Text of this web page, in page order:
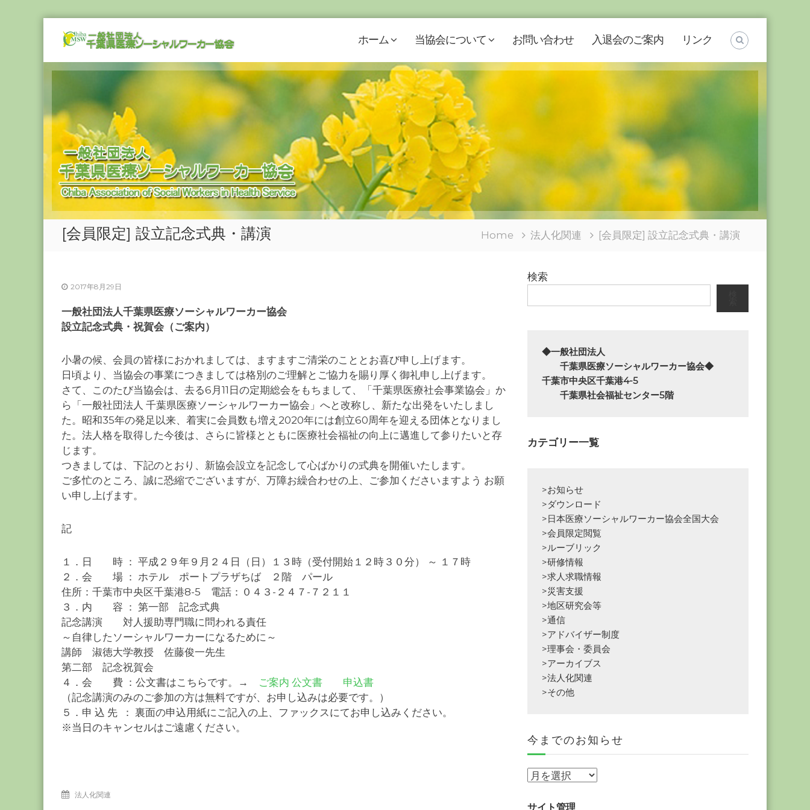
一
般
社
人
千
葉
県
医
療
ソ
シ
ャ
カ
ー
協
会
つ
な
ぐ
つ
く
る
千
葉
の
力
ホーム 当協会について お問い合わせ 入退会のご案内 リンク
[会員限定] 設立記念式典・講演 Home 法人化関連 [会員限定] 設立記念式典・講演
2017年8月29日
一般社団法人千葉県医療ソーシャルワーカー協会
設立記念式典・祝賀会（ご案内）
小暑の候、会員の皆様におかれましては、ますますご清栄のこととお喜び申し上げます。
日頃より、当協会の事業につきましては格別のご理解とご協力を賜り厚く御礼申し上げます。
さて、このたび当協会は、去る6月11日の定期総会をもちまして、「千葉県医療社会事業協会」か
ら「一般社団法人 千葉県医療ソーシャルワーカー協会」へと改称し、新たな出発をいたしまし
た。昭和35年の発足以来、着実に会員数も増え2020年には創立60周年を迎える団体となりまし
た。法人格を取得した今後は、さらに皆様とともに医療社会福祉の向上に邁進して参りたいと存
じます。
つきましては、下記のとおり、新協会設立を記念して心ばかりの式典を開催いたします。
ご多忙のところ、誠に恐縮でございますが、万障お繰合わせの上、ご参加くださいますよう お願
い申し上げます。
記
１．日 時 ： 平成２９年９月２４日（日）１３時（受付開始１２時３０分） ～ １７時
２．会 場 ： ホテル ポートプラザちば ２階 パール
住所：千葉市中央区千葉港8-5 電話：０４３-２４７-７２１１
３．内 容 ： 第一部 記念式典
記念講演 対人援助専門職に問われる責任
～自律したソーシャルワーカーになるために～
講師 淑徳大学教授 佐藤俊一先生
第二部 記念祝賀会
４．会 費 ：公文書はこちらです。→ ご案内 公文書
申込書
（記念講演のみのご参加の方は無料ですが、お申し込みは必要です。）
５．申 込 先 ： 裏面の申込用紙にご記入の上、ファックスにてお申し込みください。
※当日のキャンセルはご遠慮ください。
法人化関連
検索
◆一般社団法人
千葉県医療ソーシャルワーカー協会◆
千葉市中央区千葉港4-5
千葉県社会福祉センター5階
カテゴリー一覧
>お知らせ
>ダウンロード
>日本医療ソーシャルワーカー協会全国大会
>会員限定閲覧
>ルーブリック
>研修情報
>求人求職情報
>災害支援
>地区研究会等
>通信
>アドバイザー制度
>理事会・委員会
>アーカイブス
>法人化関連
>その他
今までのお知らせ
今
で
サイト管理